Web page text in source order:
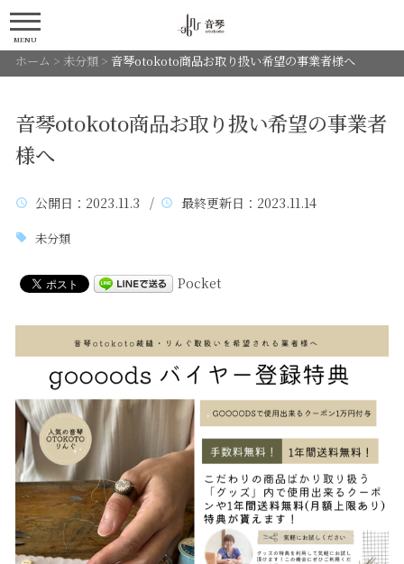
MENU
ホーム > 未分類> 音琴otokoto商品お取り扱い希望の事業者様へ
音琴otokoto商品お取り扱い希望の事業者
様へ
公開日 ：2023.11.3 / 最終更新日 ：2023.11.14
未分類
Pocket